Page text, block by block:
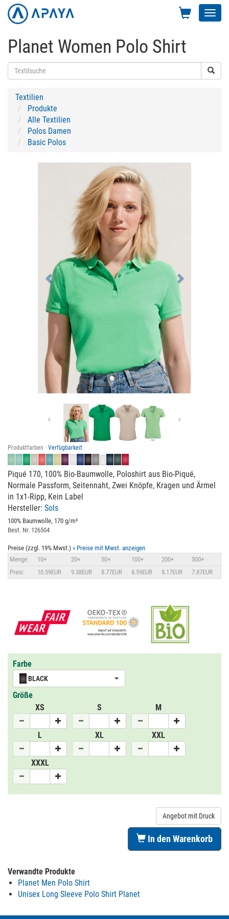
Planet Women Polo Shirt
Textilien
Produkte
Alle Textilien
Polos Damen
Basic Polos
Previous
Produktfarben · Verfügbarkeit
Piqué 170, 100% Bio-Baumwolle, Poloshirt aus Bio-Piqué,
Normale Passform, Seitennaht, Zwei Knöpfe, Kragen und Ärmel
in 1x1-Ripp, Kein Label
Hersteller: Sols
100% Baumwolle, 170 g/m²
Best. Nr. 126504
Preise (zzgl. 19% Mwst.) » Preise mit Mwst. anzeigen
Menge:
10+ 20+ 50+ 100+ 200+
500+
Preis:
10.59EUR 9.38EUR 8.77EUR 8.59EUR 8.17EUR 7.87EUR
Farbe
BLACK
Größe
XS
S M
L XL XXL
XXXL
Angebot mit Druck
In den Warenkorb
Verwandte Produkte
Planet Men Polo Shirt
Unisex Long Sleeve Polo Shirt Planet